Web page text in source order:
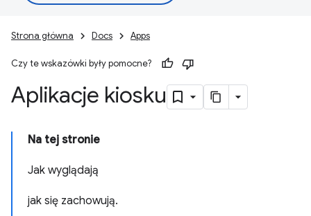
Strona główna Docs Apps
Czy te wskazówki były pomocne?
Aplikacje kiosku
Na tej stronie
Jak wyglądają
jak się zachowują.